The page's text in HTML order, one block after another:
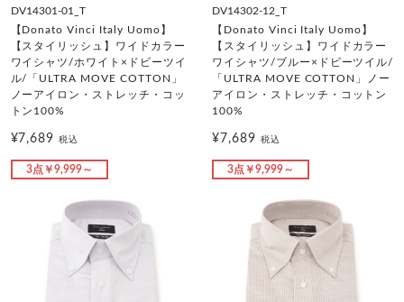
DV14301-01_T
【Donato Vinci Italy Uomo】
【スタイリッシュ】ワイドカラー
ワイシャツ/ホワイト×ドビーツイ
ル/「ULTRA MOVE COTTON」
ノーアイロン・ストレッチ・コッ
トン100%
¥7,689税込
3点￥9,999～
DV14302-12_T
【Donato Vinci Italy Uomo】
【スタイリッシュ】ワイドカラー
ワイシャツ/ブルー×ドビーツイル/
「ULTRA MOVE COTTON」ノー
アイロン・ストレッチ・コットン
100%
¥7,689 税込
3点￥9,999～